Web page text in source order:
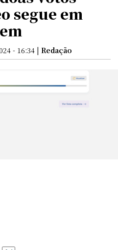
segue em
- 16:34 | Redação